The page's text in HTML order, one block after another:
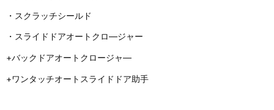
・スクラッチシールド
・スライドドアオートクロ―ジャー
+バックドアオートクロージャ―
+ワンタッチオートスライドドア助手